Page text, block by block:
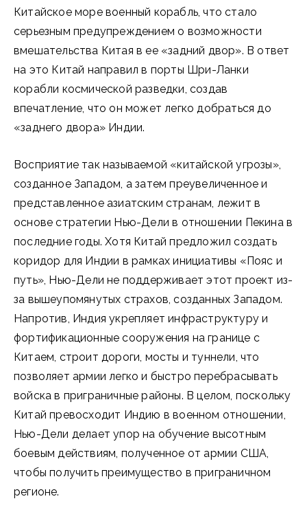
Китайское море военный корабль, что стало
серьезным предупреждением о возможности
вмешательства Китая в ее «задний двор». В ответ
на это Китай направил в порты Шри-Ланки
корабли космической разведки, создав
впечатление, что он может легко добраться до
«заднего двора» Индии.
Восприятие так называемой «китайской угрозы»,
созданное Западом, а затем преувеличенное и
представленное азиатским странам, лежит в
основе стратегии Нью-Дели в отношении Пекина в
последние годы. Хотя Китай предложил создать
коридор для Индии в рамках инициативы «Пояс и
путь», Нью-Дели не поддерживает этот проект из-
за вышеупомянутых страхов, созданных Западом.
Напротив, Индия укрепляет инфраструктуру и
фортификационные сооружения на границе с
Китаем, строит дороги, мосты и туннели, что
позволяет армии легко и быстро перебрасывать
войска в приграничные районы. В целом, поскольку
Китай превосходит Индию в военном отношении,
Нью-Дели делает упор на обучение высотным
боевым действиям, полученное от армии США,
чтобы получить преимущество в приграничном
регионе.